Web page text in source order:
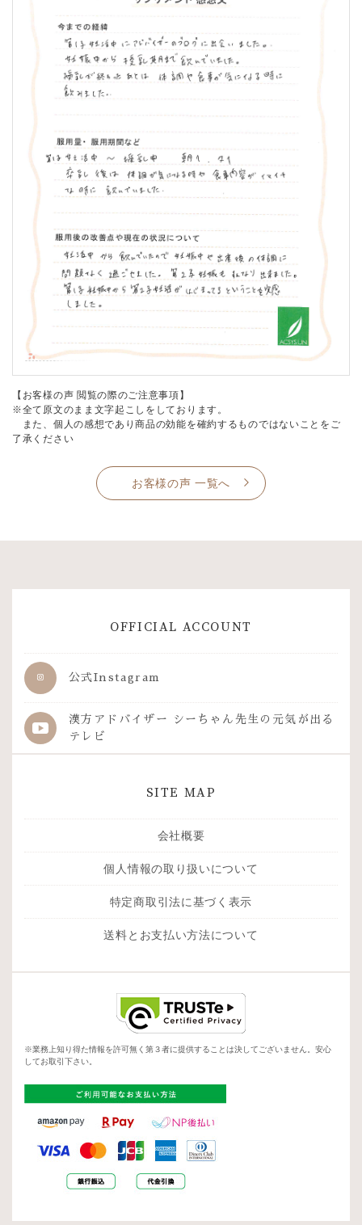
【お客様の声 閲覧の際のご注意事項】
※全て原文のまま文字起こしをしております。
また、個人の感想であり商品の効能を確約するものではないことをご
了承ください
お客様の声 一覧へ
OFFICIAL ACCOUNT
公式Instagram
漢方アドバイザー シーちゃん先生の 元気が出る
テレビ
SITE MAP
会社概要
個人情報の取り扱いについて
特定商取引法に基づく表示
送料とお支払い方法について
※業務上知り得た情報を許可無く第３者に提供することは決してございません。安心
してお取引下さい。